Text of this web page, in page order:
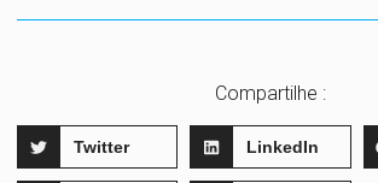
Compartilhe :
Twitter LinkedIn